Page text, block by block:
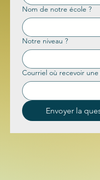
Nom de notre école ?
Notre niveau ?
Courriel où recevoir
Envoyer la